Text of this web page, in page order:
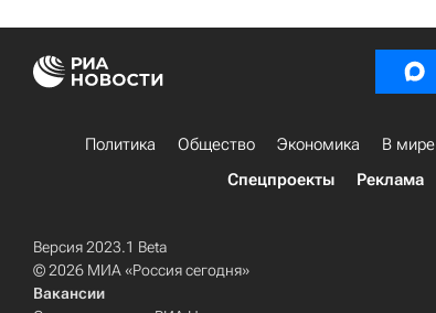
Политика Общество Экономика В мире
Спецпроекты
Реклама
Версия 2023.1 Beta
© 2026 МИА «Россия сегодня»
Вакансии